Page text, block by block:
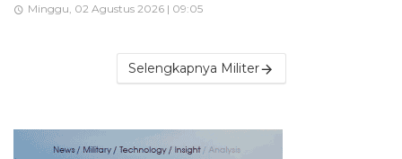
Minggu, 02 Agustus 2026 | 09:05
Selengkapnya Militer